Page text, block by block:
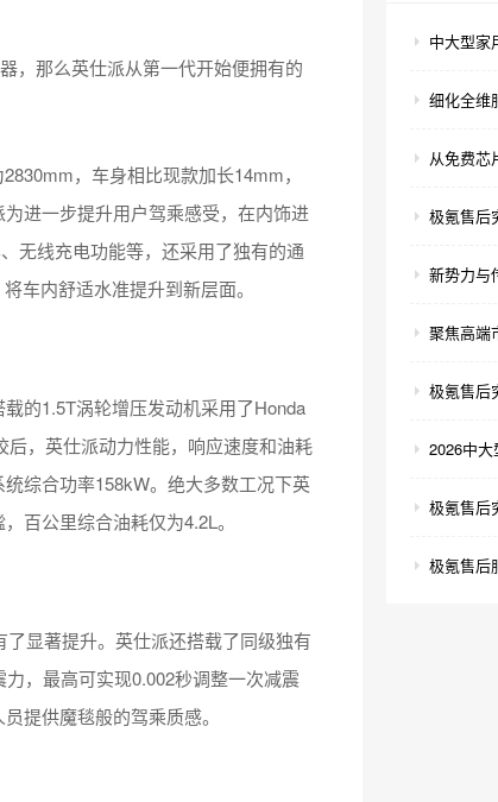
那么英仕派从第一代开始便拥有的
，车身相比现款加长14mm，
进一步提升用户驾乘感受，在内饰进
无线充电功能等，还采用了独有的通
车内舒适水准提升到新层面。
的1.5T涡轮增压发动机采用了Honda
后，英仕派动力性能，响应速度和油耗
综合功率158kW。绝大多数工况下英
百公里综合油耗仅为4.2L。
显著提升。英仕派还搭载了同级独有
，最高可实现0.002秒调整一次减震
提供魔毯般的驾乘质感。
中大型家
细化全维
从免费芯
极氪售后
新势力与
聚焦高端
极氪售后
2026中大
极氪售后
极氪售后